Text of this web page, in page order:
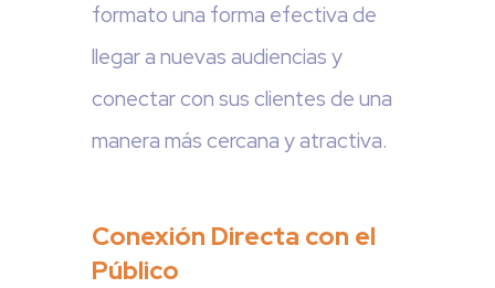
formato una forma efectiva de
llegar a nuevas audiencias y
conectar con sus clientes de una
manera más cercana y atractiva.
Conexión Directa con el
Público